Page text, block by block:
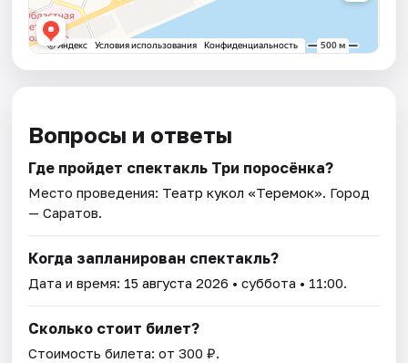
Вопросы и ответы
Где пройдет спектакль Три поросёнка?
Место проведения: Театр кукол «Теремок». Город
— Саратов.
Когда запланирован спектакль?
Дата и время: 15 августа 2026 • суббота • 11:00.
Сколько стоит билет?
Стоимость билета: от 300 ₽.